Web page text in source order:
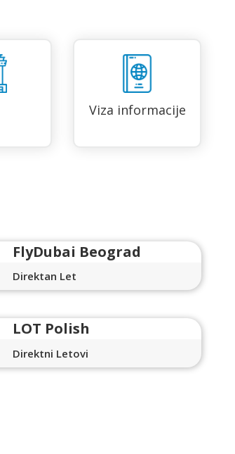
Viza informacije
FlyDubai Beograd
Direktan Let
LOT Polish
Direktni Letovi